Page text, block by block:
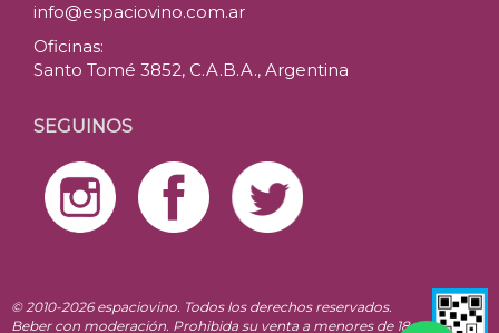
info@espaciovino.com.ar
Oficinas:
Santo Tomé 3852, C.A.B.A., Argentina
SEGUINOS
© 2010-2026 espaciovino. Todos los derechos reservados.
Beber con moderación. Prohibida su venta a menores de 18